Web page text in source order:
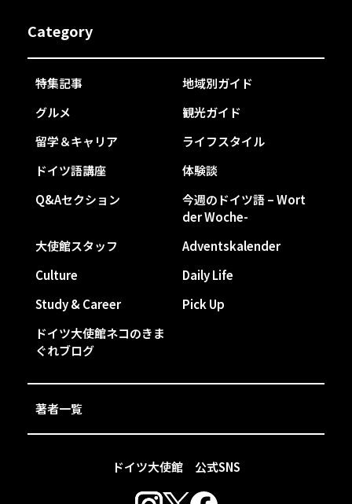
ドイツ大使館 公式SNS
Category
特集記事
地域別ガイド
グルメ
観光ガイド
留学＆キャリア
ライフスタイル
ドイツ語講座
体験談
Q&Aセクション
今週のドイツ語 – Wort
der Woche-
大使館スタッフ
Adventskalender
Culture
Daily Life
Study & Career
Pick Up
ドイツ大使館ネコのきま
ぐれブログ
著者一覧